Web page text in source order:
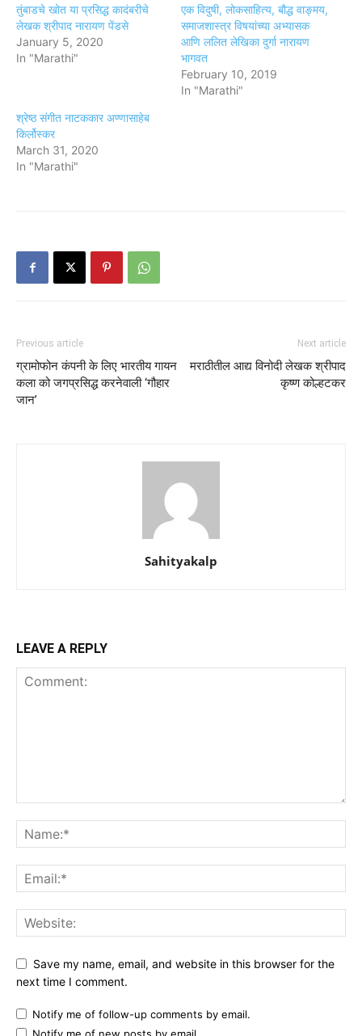
तुंबाडचे खोत या प्रसिद्ध कादंबरीचे
लेखक श्रीपाद नारायण पेंडसे
January 5, 2020
In "Marathi"
एक विदुषी, लोकसाहित्य, बौद्ध वाङ्मय,
समाजशास्त्र विषयांच्या अभ्यासक
आणि ललित लेखिका दुर्गा नारायण
भागवत
February 10, 2019
In "Marathi"
श्रेष्ठ संगीत नाटककार अण्णासाहेब
किर्लोस्कर
March 31, 2020
In "Marathi"
Previous article
ग्रामोफोन कंपनी के लिए भारतीय गायन
कला को जगप्रसिद्ध करनेवाली ‘गौहार
जान’
Next article
मराठीतील आद्य विनोदी लेखक श्रीपाद
कृष्ण कोल्हटकर
Sahityakalp
LEAVE A REPLY
Save my name, email, and website in this browser for the
next time I comment.
Notify me of follow-up comments by email.